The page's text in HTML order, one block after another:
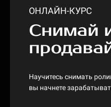
ОНЛАЙН-КУРС
Снимай
Научитесь снимать
вы начнете